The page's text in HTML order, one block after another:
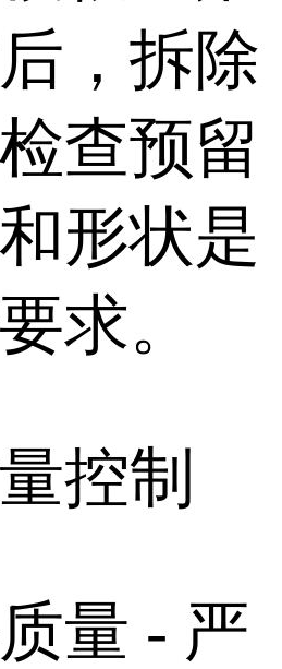
，拆除
查预留
形状是
求。
控制
量 - 严